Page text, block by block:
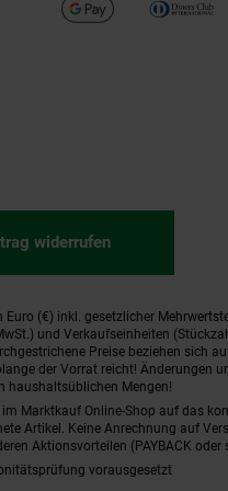
widerrufen
Euro (€) inkl. gesetzlicher
und Verkaufseinheiten
Preise beziehen sich
der Vorrat reicht! Änderungen
haushaltsüblichen Mengen!
Marktkauf Online-Shop auf das
Artikel. Keine Anrechnung auf
Aktionsvorteilen (PAYBACK
vorausgesetzt